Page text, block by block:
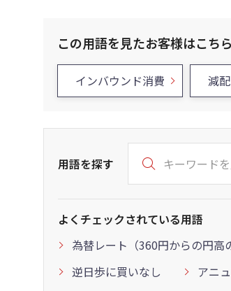
この用語を見たお客様はこち
インバウンド消費 減配
用語を探す
よくチェックされている用語
為替レート（360円からの円高
逆日歩に買いなし
アニ